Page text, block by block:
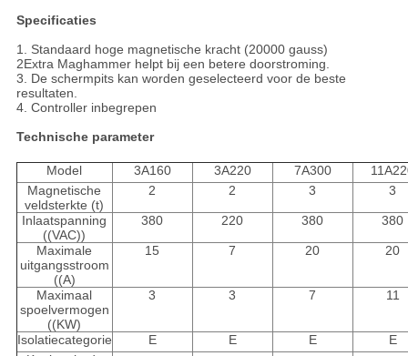
Specificaties
1. Standaard hoge magnetische kracht (20000 gauss)
2Extra Maghammer helpt bij een betere doorstroming.
3. De schermpits kan worden geselecteerd voor de beste
resultaten.
4. Controller inbegrepen
Technische parameter
Model 3A160 3A220 7A300
Magnetische
veldsterkte (t)
2 2 3 3
Inlaatspanning
((VAC))
380 220 380 380
Maximale
uitgangsstroom
((A)
15 7 20 20
Maximaal
spoelvermogen
((KW)
3 3 7 11
Isolatiecategorie E E E
E